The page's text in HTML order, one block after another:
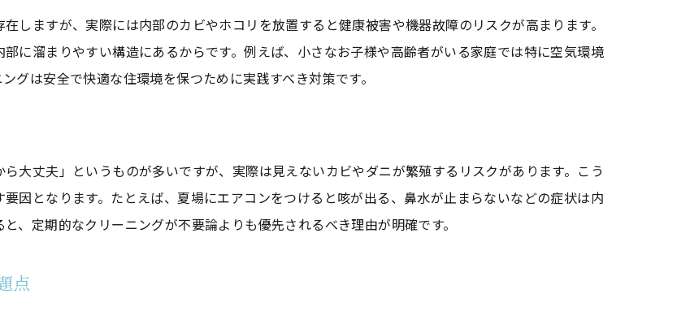
意味ないと感じる失敗例から学ぶ活用法
クリーニング後すぐカビ発生を防ぐために
口コミから見るエアコンクリーニングの落とし穴
ットとデメリットを知ることで賢く選ぶ方法
エアコンクリーニングのメリットを正しく把握
エアコンクリーニングの費用対効果を比較
しますが、実際には内部のカビやホコリを放置すると健康被害や機器故障のリスクが高まります。
に溜まりやすい構造にあるからです。例えば、小さなお子様や高齢者がいる家庭では特に空気環境
グは安全で快適な住環境を保つために実践すべき対策です。
大丈夫」というものが多いですが、実際は見えないカビやダニが繁殖するリスクがあります。こう
因となります。たとえば、夏場にエアコンをつけると咳が出る、鼻水が止まらないなどの症状は内
、定期的なクリーニングが不要論よりも優先されるべき理由が明確です。
点